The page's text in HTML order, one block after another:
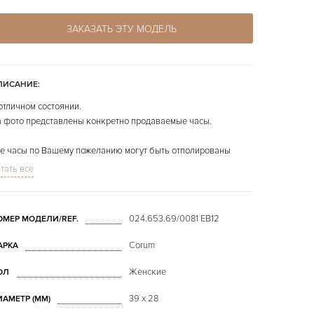
ЗАКАЗАТЬ ЭТУ МОДЕЛЬ
состоянии.
фото представлены конкретно продаваемые часы.
часы по Вашему пожеланию могут быть отполированы
всё
МОДЕЛИ/REF. 024.653.69/0081 EB12
Corum
Женские
(MM) 39 х 28